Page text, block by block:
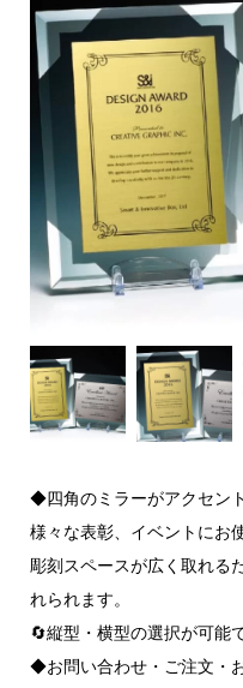
◆四角のミラーがアクセン
様々な表彰、イベントにお
彫刻スペースが広く取れる
れられます。
🔄縦型・横型の選択が可能で
◆お問い合わせ・ご注文・